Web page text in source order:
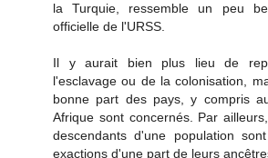
la Turquie, ressemble un peu
officielle de l'URSS.
Il y aurait bien plus lieu de
l'esclavage ou de la colonisation,
bonne part des pays, y compris
Afrique sont concernés. Par
descendants d'une population
exactions d'une part de leurs